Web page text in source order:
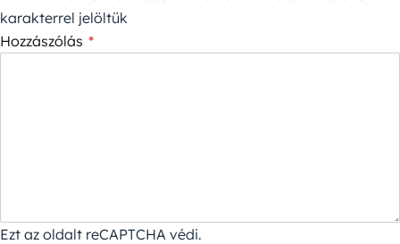
karakterrel jelöltük
Hozzászólás *
Ezt az oldalt reCAPTCHA védi.